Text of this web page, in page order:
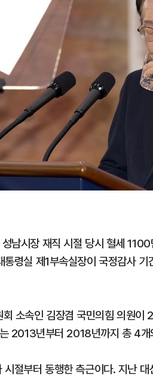
남시장 재직 시절 당시 혈세
령실 제1부속실장이 국정감사
소속인 김장겸 국민의힘 의원이
2013년부터 2018년까지 총 4
절부터 동행한 측근이다. 지난